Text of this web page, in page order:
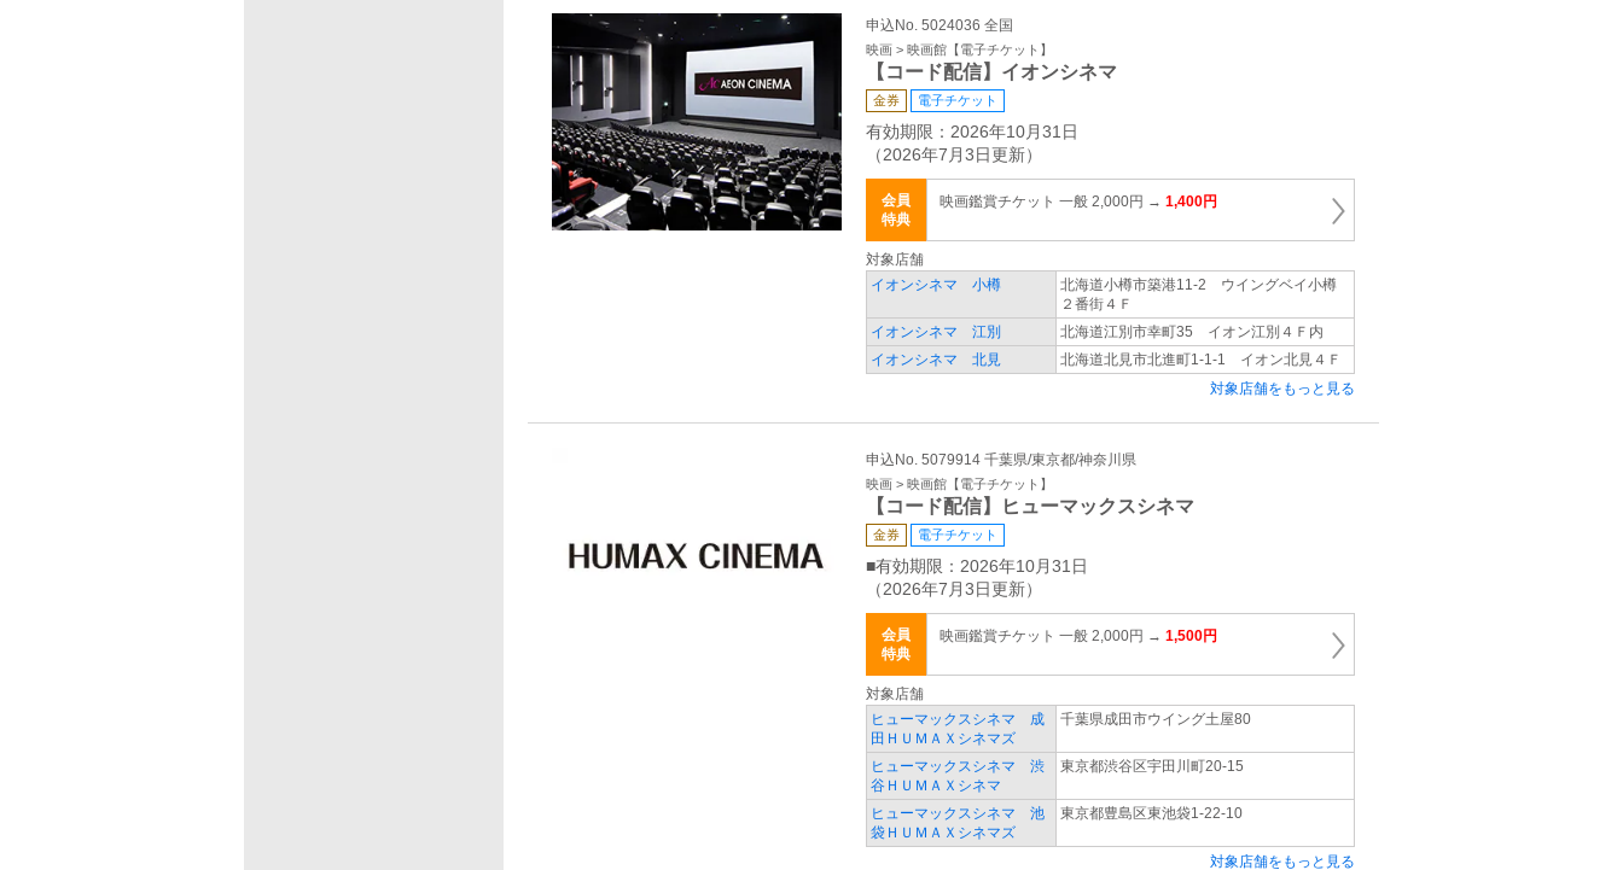
申込No. 5024036 全国
映画 > 映画館【電子チケット】
【コード配信】イオンシネマ
金券 電子チケット
有効期限：2026年10月31日
（2026年7月3日更新）
会員
特典
映画鑑賞チケット 一般 2,000円 → 1,400円
対象店舗
イオンシネマ 小樽
北海道小樽市築港11‐2 ウイングベイ小樽
２番街４Ｆ
イオンシネマ 江別
北海道江別市幸町35 イオン江別４Ｆ内
イオンシネマ 北見
北海道北見市北進町1‐1‐1 イオン北見４Ｆ
対象店舗をもっと見る
申込No. 5079914 千葉県/東京都/神奈川県
映画 > 映画館【電子チケット】
【コード配信】ヒューマックスシネマ
金券 電子チケット
■有効期限：2026年10月31日
（2026年7月3日更新）
会員
特典
映画鑑賞チケット 一般 2,000円 → 1,500円
対象店舗
ヒューマックスシネマ 成
田ＨＵＭＡＸシネマズ
千葉県成田市ウイング土屋80
ヒューマックスシネマ 渋
谷ＨＵＭＡＸシネマ
東京都渋谷区宇田川町20‐15
ヒューマックスシネマ 池
袋ＨＵＭＡＸシネマズ
東京都豊島区東池袋1‐22‐10
対象店舗をもっと見る